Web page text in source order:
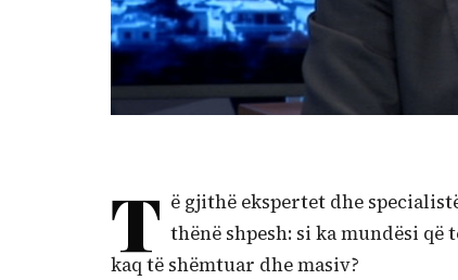
T ë gjithë ekspertet dhe
thënë shpesh: si ka mundësi
kaq të shëmtuar dhe masiv?